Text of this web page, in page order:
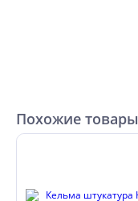
Похожие товары